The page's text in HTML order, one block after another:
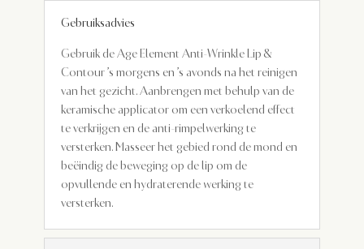
Gebruiksadvies
Gebruik de Age Element Anti-Wrinkle Lip &
Contour ’s morgens en ’s avonds na het reinigen
van het gezicht. Aanbrengen met behulp van de
keramische applicator om een ​​verkoelend effect
te verkrijgen en de anti-rimpelwerking te
versterken. Masseer het gebied rond de mond en
beëindig de beweging op de lip om de
opvullende en hydraterende werking te
versterken.